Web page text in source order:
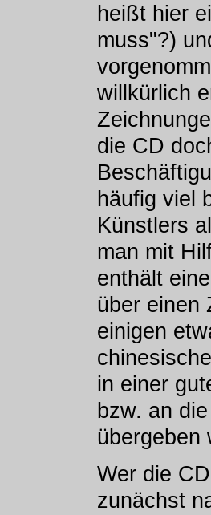
heißt hier
muss"?)
willkürlich
die CD
häufig viel
Künstlers
man mit
enthält
über einen
einigen
in einer
bzw. an
übergeben
Wer die
zunächst